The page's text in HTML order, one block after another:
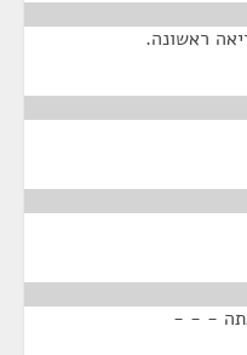
ראשונה.
- - -